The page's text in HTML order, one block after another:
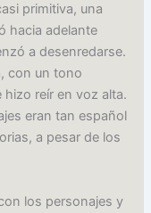
primitiva, una
hacia adelante
a desenredarse.
con un tono
reír en voz alta.
eran tan español
a pesar de los
los personajes y